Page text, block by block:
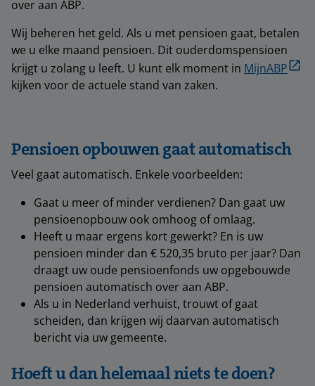
over aan ABP.
Wij beheren het geld. Als u met pensioen gaat, betalen
we u elke maand pensioen. Dit ouderdomspensioen
krijgt u zolang u leeft. U kunt elk moment in MijnABP
kijken voor de actuele stand van zaken.
Pensioen opbouwen gaat automatisch
Veel gaat automatisch. Enkele voorbeelden:
Gaat u meer of minder verdienen? Dan gaat uw
pensioenopbouw ook omhoog of omlaag.
Heeft u maar ergens kort gewerkt? En is uw
pensioen minder dan € 520,35 bruto per jaar? Dan
draagt uw oude pensioenfonds uw opgebouwde
pensioen automatisch over aan ABP.
Als u in Nederland verhuist, trouwt of gaat
scheiden, dan krijgen wij daarvan automatisch
bericht via uw gemeente.
Hoeft u dan helemaal niets te doen?